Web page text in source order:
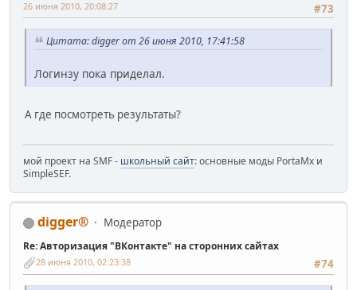
#73
26 июня 2010, 20:08:27
Цитата: digger от 26 июня 2010, 17:41:58
Логинзу пока приделал.
А где посмотреть результаты?
мой проект на SMF - школьный сайт: основные моды PortaMx и
SimpleSEF.
digger® Модератор
Re: Авторизация "ВКонтакте" на сторонних сайтах
#74
28 июня 2010, 02:23:38